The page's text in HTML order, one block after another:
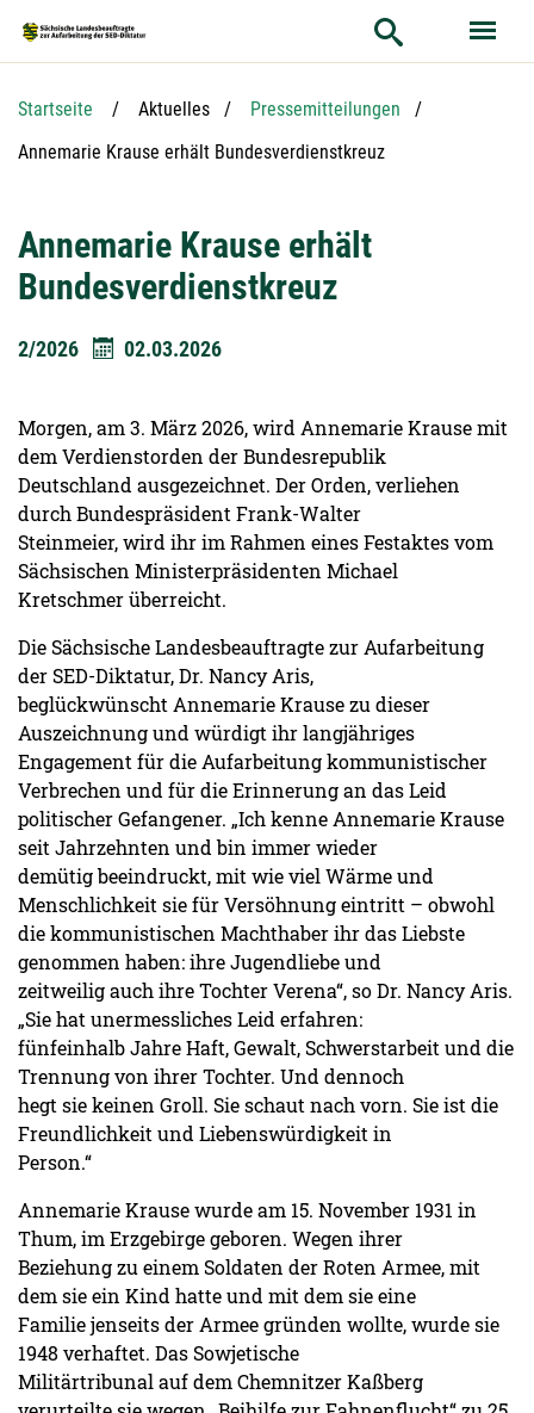
Service
Startseite Aktuelles
Pressemitteilungen
Aktuelle Seite:
Annemarie Krause erhält Bundesverdienstkreuz
Annemarie Krause erhält
Bundesverdienstkreuz
2/2026 02.03.2026
Morgen, am 3. März 2026, wird Annemarie Krause mit
dem Verdienstorden der Bundesrepublik
Deutschland ausgezeichnet. Der Orden, verliehen
durch Bundespräsident Frank-Walter
Steinmeier, wird ihr im Rahmen eines Festaktes vom
Sächsischen Ministerpräsidenten Michael
Kretschmer überreicht.
Die Sächsische Landesbeauftragte zur Aufarbeitung
der SED-Diktatur, Dr. Nancy Aris,
beglückwünscht Annemarie Krause zu dieser
Auszeichnung und würdigt ihr langjähriges
Engagement für die Aufarbeitung kommunistischer
Verbrechen und für die Erinnerung an das Leid
politischer Gefangener. „Ich kenne Annemarie Krause
seit Jahrzehnten und bin immer wieder
demütig beeindruckt, mit wie viel Wärme und
Menschlichkeit sie für Versöhnung eintritt – obwohl
die kommunistischen Machthaber ihr das Liebste
genommen haben: ihre Jugendliebe und
zeitweilig auch ihre Tochter Verena“, so Dr. Nancy Aris.
„Sie hat unermessliches Leid erfahren:
fünfeinhalb Jahre Haft, Gewalt, Schwerstarbeit und die
Trennung von ihrer Tochter. Und dennoch
hegt sie keinen Groll. Sie schaut nach vorn. Sie ist die
Freundlichkeit und Liebenswürdigkeit in
Person.“
Annemarie Krause wurde am 15. November 1931 in
Thum, im Erzgebirge geboren. Wegen ihrer
Beziehung zu einem Soldaten der Roten Armee, mit
dem sie ein Kind hatte und mit dem sie eine
Familie jenseits der Armee gründen wollte, wurde sie
1948 verhaftet. Das Sowjetische
Militärtribunal auf dem Chemnitzer Kaßberg